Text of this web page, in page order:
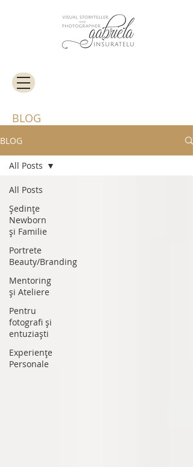
BLOG
BLOG
All Posts
Ședințe
Newborn
și Familie
Portrete
Beauty/Branding
Mentoring
și Ateliere
Pentru
fotografi și
entuziaști
Experiențe
Personale
All Posts